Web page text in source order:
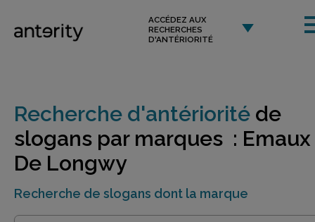
ACCÉDEZ AUX
RECHERCHES
D'ANTÉRIORITÉ
Recherche d'antériorité de
slogans par marques : Emaux
De Longwy
Recherche de slogans dont la marque